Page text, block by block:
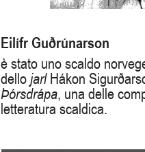
Eilífr Guðrúnarson
è stato uno scaldo
dellojarlHákon
Þórsdrápa, una delle
letteratura scaldica.